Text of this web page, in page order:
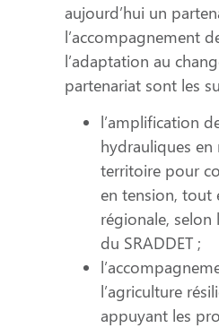
aujourd’hui un
l’accompagnement
l’adaptation au
partenariat sont les
l’amplification
hydrauliques
territoire pour
en tension, tout
régionale, selon
du SRADDET ;
l’agriculture
appuyant les